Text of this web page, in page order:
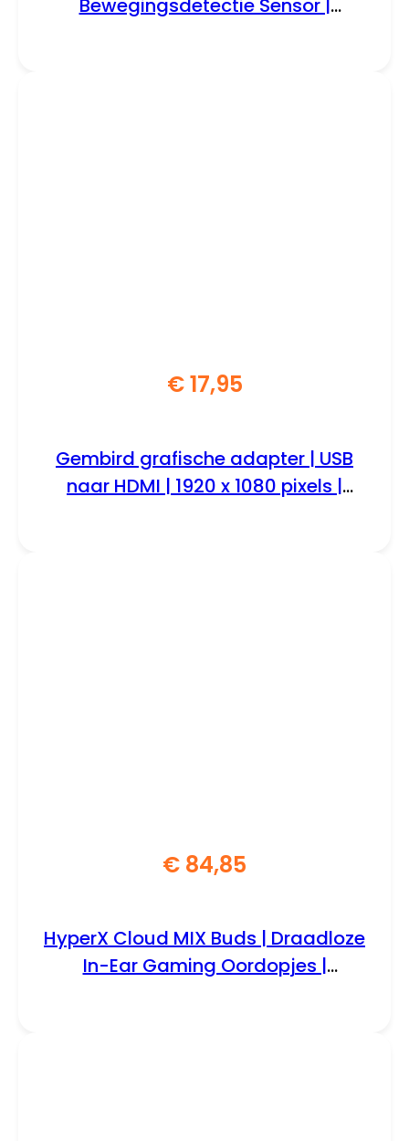
Bewegingsdetectie Sensor |
€17,95
Gembird grafische adapter | USB
naar HDMI | 1920 x 1080 pixels |
€ 84,85
HyperX Cloud MIX Buds | Draadloze
In-Ear Gaming Oordopjes |